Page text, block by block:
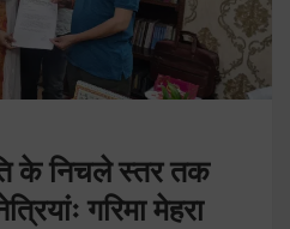
के निचले स्तर तक
गरिमा मेहरा